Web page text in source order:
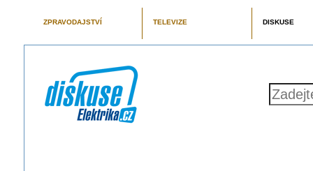
ZPRAVODAJSTVÍ TELEVIZE DISKUSE